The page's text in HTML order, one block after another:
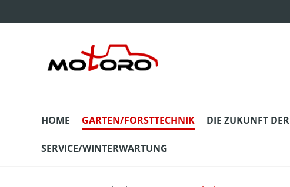
HOME GARTEN/FORSTTECHNIK DIE ZUKUNFT
SERVICE/WINTERWARTUNG